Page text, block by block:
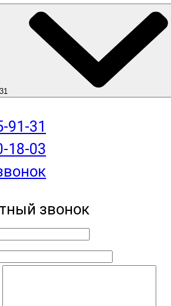
91-31
18-03
звонок